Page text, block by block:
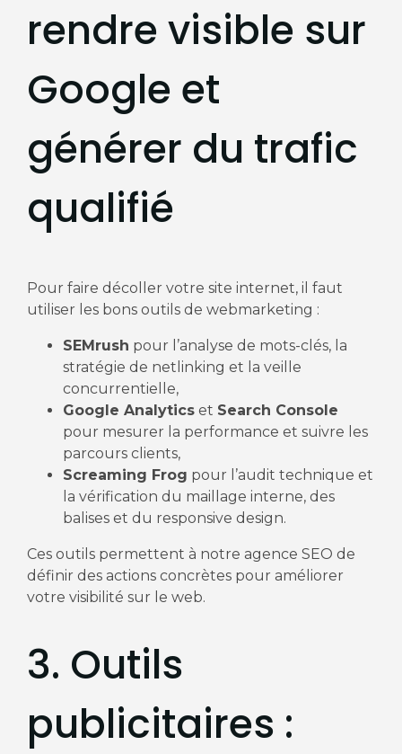
rendre visible sur
Google et
générer du trafic
qualifié
Pour faire décoller votre site internet, il faut
utiliser les bons outils de webmarketing :
SEMrush pour l’analyse de mots-clés, la
stratégie de netlinking et la veille
concurrentielle,
Google Analyticset Search Console
pour mesurer la performance et suivre les
parcours clients,
Screaming Frog pour l’audit technique et
la vérification du maillage interne, des
balises et du responsive design.
Ces outils permettent à notre agence SEO de
définir des actions concrètes pour améliorer
votre visibilité sur le web.
3. Outils
publicitaires :